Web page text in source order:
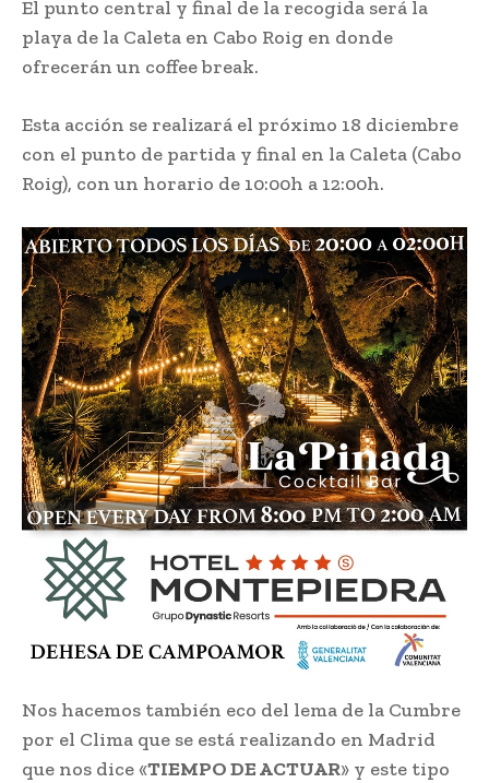
El punto central y final de la recogida será la
playa de la Caleta en Cabo Roig en donde
ofrecerán un coffee break.
Esta acción se realizará el próximo 18 diciembre
con el punto de partida y final en la Caleta (Cabo
Roig), con un horario de 10:00h a 12:00h.
Nos hacemos también eco del lema de la Cumbre
por el Clima que se está realizando en Madrid
que nos dice «TIEMPO DE ACTUAR» y este tipo